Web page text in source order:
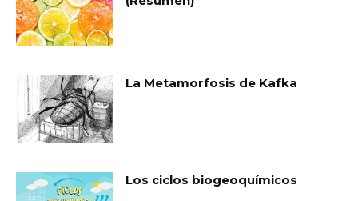
La Metamorfosis de Kafka
Los ciclos biogeoquímicos